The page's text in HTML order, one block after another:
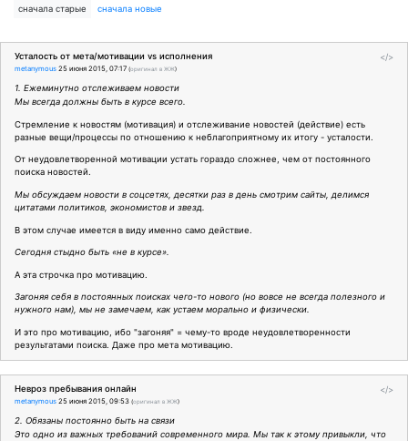
сначала старые сначала новые
</>
Усталость от мета/мотивации vs исполнения
metanymous 25 июня 2015, 07:17 (оригинал в ЖЖ)
1. Ежеминутно отслеживаем новости
Мы всегда должны быть в курсе всего.
Стремление к новостям (мотивация) и отслеживание новостей (действие) есть
разные вещи/процессы по отношению к неблагоприятному их итогу - усталости.
От неудовлетворенной мотивации устать гораздо сложнее, чем от постоянного
поиска новостей.
Мы обсуждаем новости в соцсетях, десятки раз в день смотрим сайты, делимся
цитатами политиков, экономистов и звезд.
В этом случае имеется в виду именно само действие.
Сегодня стыдно быть «не в курсе».
А эта строчка про мотивацию.
Загоняя себя в постоянных поисках чего-то нового (но вовсе не всегда полезного и
нужного нам), мы не замечаем, как устаем морально и физически.
И это про мотивацию, ибо "загоняя" = чему-то вроде неудовлетворенности
результатами поиска. Даже про мета мотивацию.
</>
Невроз пребывания онлайн
metanymous 25 июня 2015, 09:53 (оригинал в ЖЖ)
2. Обязаны постоянно быть на связи
Это одно из важных требований современного мира. Мы так к этому привыкли, что